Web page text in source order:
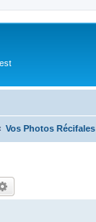
Vos Photos Récifales